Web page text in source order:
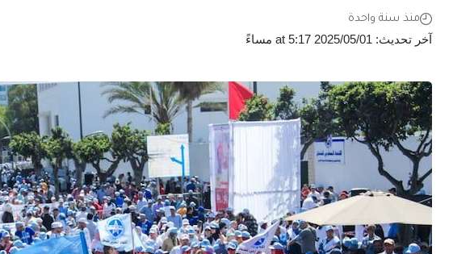
آخر تحديث: 2025/05/01 at 5:17 مساءً
منذ سنة واحدة